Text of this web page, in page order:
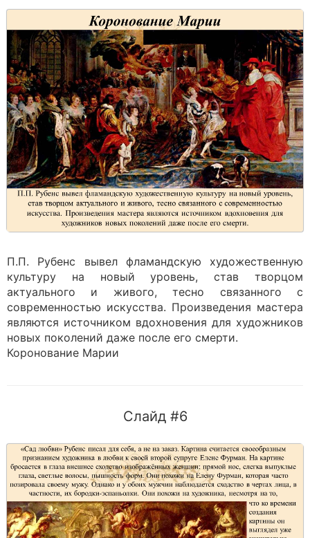
П.П. Рубенс вывел фламандскую художественную
культуру на новый уровень, став творцом
актуального и живого, тесно связанного с
современностью искусства. Произведения мастера
являются источником вдохновения для художников
новых поколений даже после его смерти.
Коронование Марии
Слайд #6